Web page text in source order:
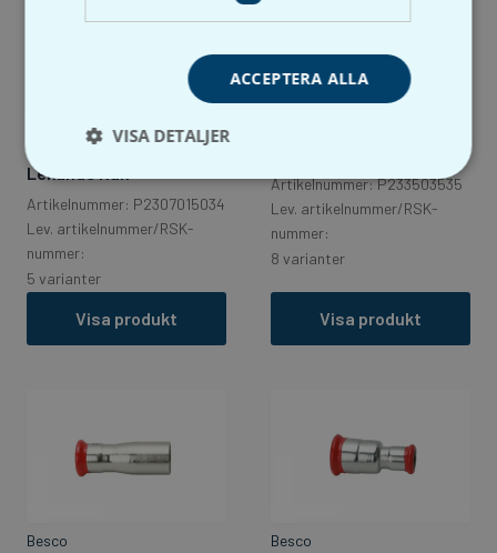
Press-Övergång –
Lekande Rak
Artikelnummer: P2307015034
Lev. artikelnummer/RSK-
nummer:
5 varianter
Visa produkt
Besco
Artikelnummer: P233503535
Lev. artikelnummer/RSK-
nummer:
8 varianter
Visa produkt
Besco Besco
ACCEPTERA ALLA
VISA DETALJER